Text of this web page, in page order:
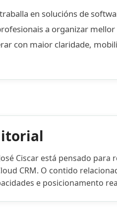
en solucións de
a organizar mellor
con maior claridade,
Ciscar está pensado
CRM. O contido
e posicionamento